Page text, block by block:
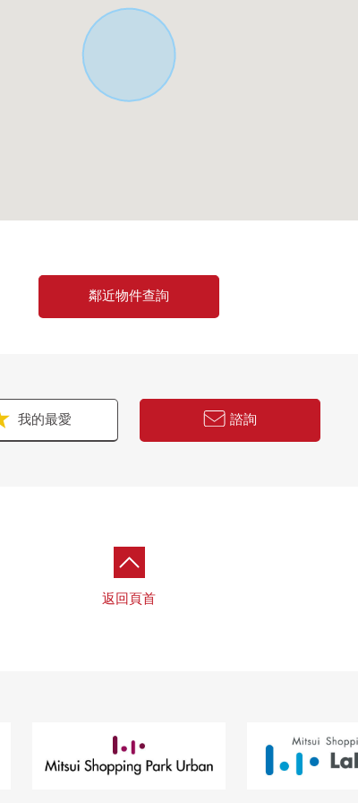
鄰近物件查詢
我的最愛 諮詢
返回頁首